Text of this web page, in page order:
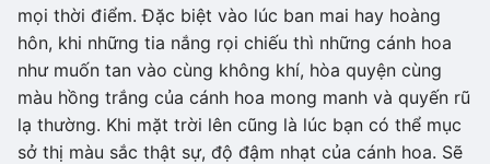
mọi thời điểm. Đặc biệt vào lúc ban mai hay hoàng
hôn, khi những tia nắng rọi chiếu thì những cánh hoa
như muốn tan vào cùng không khí, hòa quyện cùng
màu hồng trắng của cánh hoa mong manh và quyến rũ
lạ thường. Khi mặt trời lên cũng là lúc bạn có thể mục
sở thị màu sắc thật sự, độ đậm nhạt của cánh hoa. Sẽ